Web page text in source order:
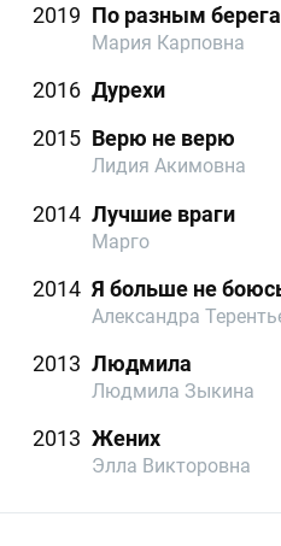
2019 По разным
Мария Карповна
2016 Дурехи
2015 Верю не верю
Лидия Акимовна
2014 Лучшие враги
Марго
2014 Я больше не
Александра
2013 Людмила
Людмила Зыкина
2013 Жених
Элла Викторовна